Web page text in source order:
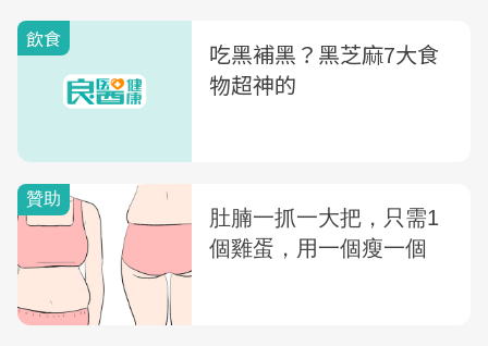
飲食
吃黑補黑？黑芝麻7大食
物超神的